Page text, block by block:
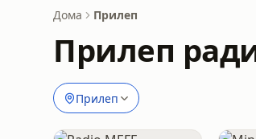
Дома Прилеп
Прилеп
Прилеп